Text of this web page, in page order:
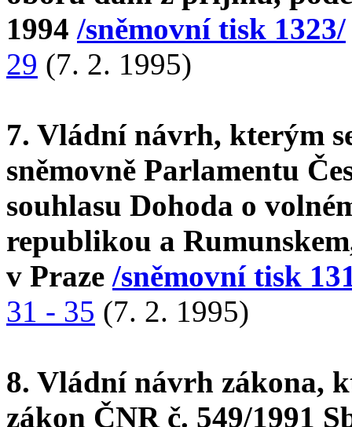
1994 /sněmovní tisk 1323/
29 (7. 2. 1995)
7. Vládní návrh, kterým
sněmovně Parlamentu
souhlasu Dohoda o
republikou a
v Praze /sněmovní tisk
31 - 35 (7. 2. 1995)
8. Vládní návrh zákona,
zákon ČNR č. 549/1991